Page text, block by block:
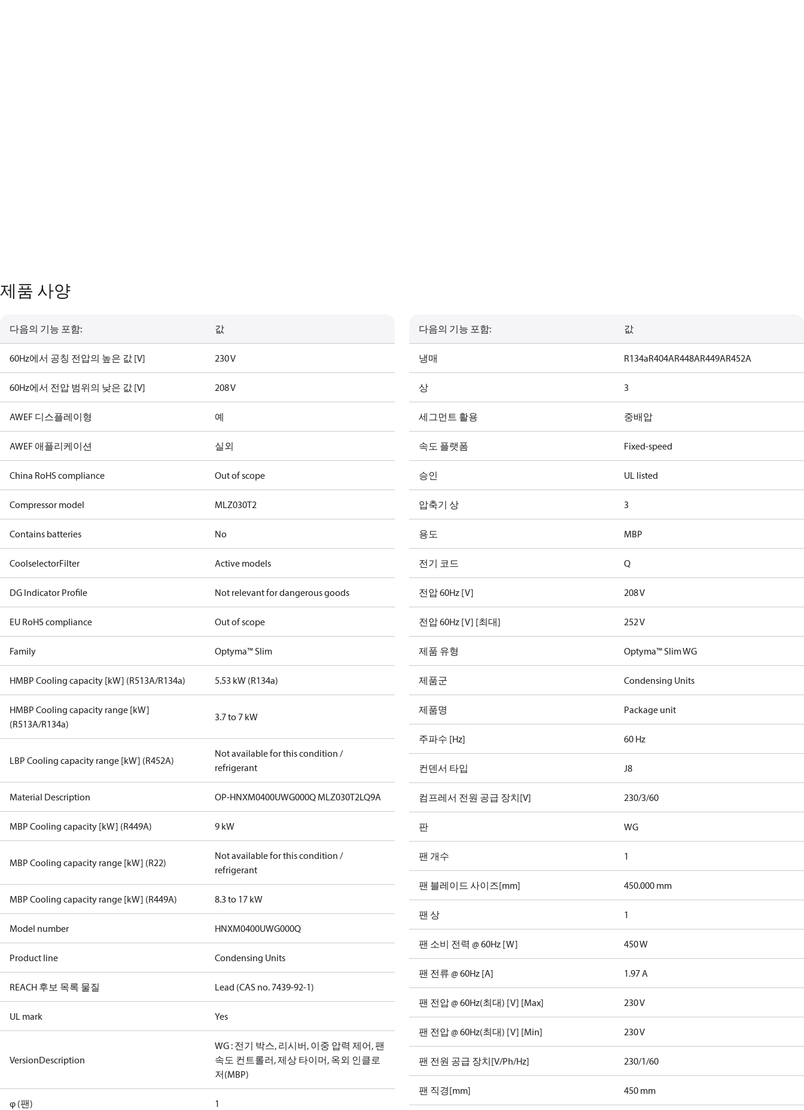
제품 사양
다음의 기능 포함: 값
60Hz에서 공칭 전압의 높은 값 [V] 230 V
60Hz에서 전압 범위의 낮은 값 [V] 208 V
AWEF 디스플레이형 예
AWEF 애플리케이션 실외
China RoHS compliance Out of scope
Compressor model MLZ030T2
Contains batteries No
CoolselectorFilter Active models
DG Indicator Profile Not relevant for dangerous goods
EU RoHS compliance Out of scope
Family Optyma™ Slim
HMBP Cooling capacity [kW] (R513A/R134a) 5.53 kW (R134a)
HMBP Cooling capacity range [kW]
(R513A/R134a)
3.7 to 7 kW
LBP Cooling capacity range [kW] (R452A)
Not available for this condition /
refrigerant
Material Description OP-HNXM0400UWG000Q MLZ030T2LQ9A
MBP Cooling capacity [kW] (R449A) 9 kW
MBP Cooling capacity range [kW] (R22)
Not available for this condition /
refrigerant
MBP Cooling capacity range [kW] (R449A) 8.3 to 17 kW
Model number HNXM0400UWG000Q
Product line Condensing Units
REACH 후보 목록 물질 Lead (CAS no. 7439-92-1)
UL mark Yes
VersionDescription
WG : 전기 박스, 리시버, 이중 압력 제어, 팬
속도 컨트롤러, 제상 타이머, 옥외 인클로
저(MBP)
φ (팬) 1
다음의 기능 포함: 값
냉매 R134aR404AR448AR449AR452A
상 3
세그먼트 활용 중배압
속도 플랫폼 Fixed-speed
승인 UL listed
압축기 상 3
용도 MBP
전기 코드 Q
전압 60Hz [V] 208 V
전압 60Hz [V] [최대] 252 V
제품 유형 Optyma™ Slim WG
제품군 Condensing Units
제품명 Package unit
주파수 [Hz] 60 Hz
컨덴서 타입 J8
컴프레서 전원 공급 장치[V] 230/3/60
판 WG
팬 개수 1
팬 블레이드 사이즈[mm] 450.000 mm
팬 상 1
팬 소비 전력 @ 60Hz [W] 450 W
팬 전류 @ 60Hz [A] 1.97 A
팬 전압 @ 60Hz(최대) [V] [Max] 230 V
팬 전압 @ 60Hz(최대) [V] [Min] 230 V
팬 전원 공급 장치[V/Ph/Hz] 230/1/60
팬 직경[mm] 450 mm